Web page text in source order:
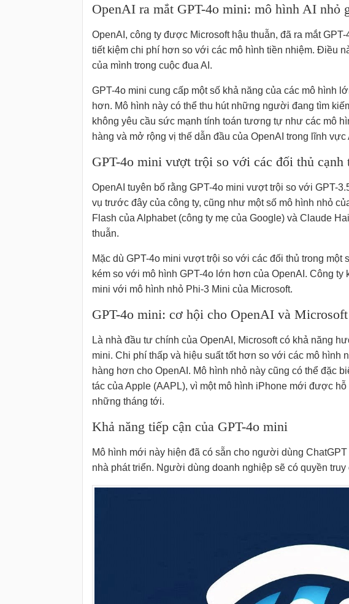
OpenAI ra mắt GPT-4o mini: mô hình AI nhỏ
OpenAI, công ty được Microsoft hậu thuẫn, đã ra mắt
tiết kiệm chi phí hơn so với các mô hình tiền nhiệm. Điều
của mình trong cuộc đua AI.
GPT-4o mini cung cấp một số khả năng của các mô hình
hơn. Mô hình này có thể thu hút những người đang tìm
không yêu cầu sức mạnh tính toán tương tự như các mô
hàng và mở rộng vị thế dẫn đầu của OpenAI trong lĩnh vực
GPT-4o mini vượt trội so với các đối thủ cạnh
OpenAI tuyên bố rằng GPT-4o mini vượt trội so với GPT-
vụ trước đây của công ty, cũng như một số mô hình nhỏ
Flash của Alphabet (công ty mẹ của Google) và Claude
thuẫn.
Mặc dù GPT-4o mini vượt trội so với các đối thủ trong một
kém so với mô hình GPT-4o lớn hơn của OpenAI. Công ty
mini với mô hình nhỏ Phi-3 Mini của Microsoft.
GPT-4o mini: cơ hội cho OpenAI và Microsoft
Là nhà đầu tư chính của OpenAI, Microsoft có khả năng
mini. Chi phí thấp và hiệu suất tốt hơn so với các mô hình
hàng hơn cho OpenAI. Mô hình nhỏ này cũng có thể đặc
tác của Apple (AAPL), vì một mô hình iPhone mới được
những tháng tới.
Khả năng tiếp cận của GPT-4o mini
Mô hình mới này hiện đã có sẵn cho người dùng
nhà phát triển. Người dùng doanh nghiệp sẽ có quyền truy